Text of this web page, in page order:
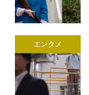
エンタメ